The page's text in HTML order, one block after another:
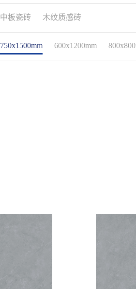
中板瓷砖 木纹质感砖
750x1500mm 600x1200mm